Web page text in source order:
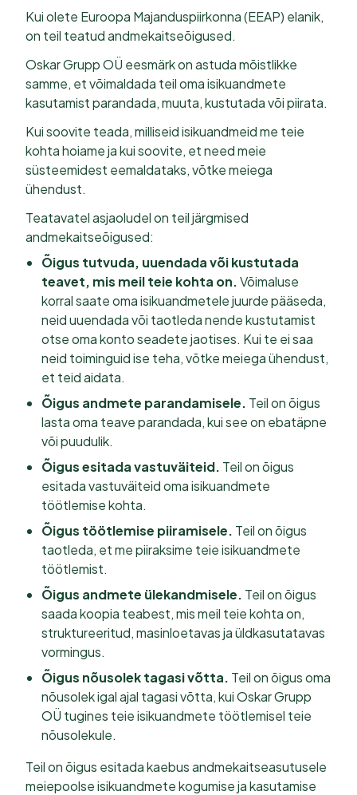
Kui olete Euroopa Majanduspiirkonna (EEAP) elanik,
on teil teatud andmekaitseõigused.
Oskar Grupp OÜ eesmärk on astuda mõistlikke
samme, et võimaldada teil oma isikuandmete
kasutamist parandada, muuta, kustutada või piirata.
Kui soovite teada, milliseid isikuandmeid me teie
kohta hoiame ja kui soovite, et need meie
süsteemidest eemaldataks, võtke meiega
ühendust.
Teatavatel asjaoludel on teil järgmised
andmekaitseõigused:
Õigus tutvuda, uuendada või kustutada
teavet, mis meil teie kohta on.Võimaluse
korral saate oma isikuandmetele juurde pääseda,
neid uuendada või taotleda nende kustutamist
otse oma konto seadete jaotises. Kui te ei saa
neid toiminguid ise teha, võtke meiega ühendust,
et teid aidata.
Õigus andmete parandamisele. Teil on õigus
lasta oma teave parandada, kui see on ebatäpne
või puudulik.
Õigus esitada vastuväiteid. Teil on õigus
esitada vastuväiteid oma isikuandmete
töötlemise kohta.
Õigus töötlemise piiramisele. Teil on õigus
taotleda, et me piiraksime teie isikuandmete
töötlemist.
Õigus andmete ülekandmisele. Teil on õigus
saada koopia teabest, mis meil teie kohta on,
struktureeritud, masinloetavas ja üldkasutatavas
vormingus.
Õigus nõusolek tagasi võtta. Teil on õigus oma
nõusolek igal ajal tagasi võtta, kui Oskar Grupp
OÜ tugines teie isikuandmete töötlemisel teie
nõusolekule.
Teil on õigus esitada kaebus andmekaitseasutusele
meiepoolse isikuandmete kogumise ja kasutamise